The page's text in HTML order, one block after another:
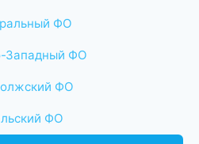
ФО
Западный ФО
ФО
ФО